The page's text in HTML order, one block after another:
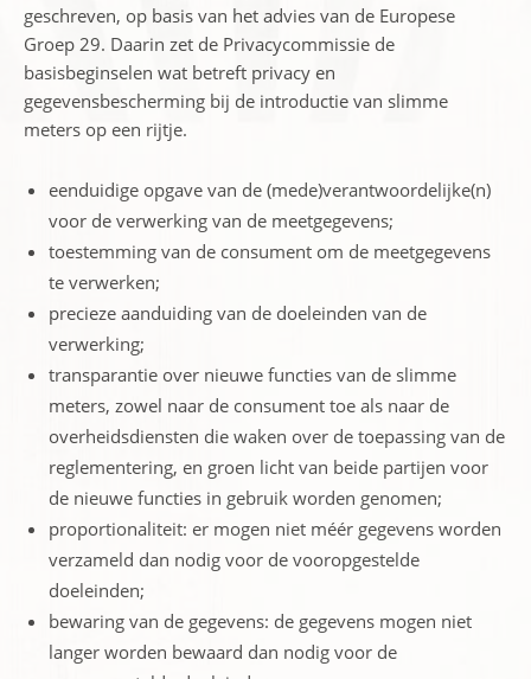
geschreven, op basis van het advies van de Europese
Groep 29. Daarin zet de Privacycommissie de
basisbeginselen wat betreft privacy en
gegevensbescherming bij de introductie van slimme
meters op een rijtje.
eenduidige opgave van de (mede)verantwoordelijke(n)
voor de verwerking van de meetgegevens;
toestemming van de consument om de meetgegevens
te verwerken;
precieze aanduiding van de doeleinden van de
verwerking;
transparantie over nieuwe functies van de slimme
meters, zowel naar de consument toe als naar de
overheidsdiensten die waken over de toepassing van de
reglementering, en groen licht van beide partijen voor
de nieuwe functies in gebruik worden genomen;
proportionaliteit: er mogen niet méér gegevens worden
verzameld dan nodig voor de vooropgestelde
doeleinden;
bewaring van de gegevens: de gegevens mogen niet
langer worden bewaard dan nodig voor de